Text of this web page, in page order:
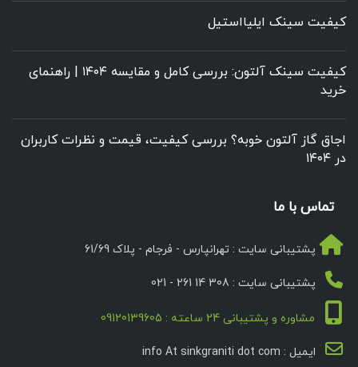
کیفیت سینک ایلیااستیل
کیفیت سینک آلتون: بررسی کامل و مقایسه ۱۴۰۴ | راهنمای
خرید
اجاق گاز آلتون خوبه؟ بررسی کیفیت، قیمت و نظرات کاربران
در ۱۴۰۴
تماس با ما
پشتیبانی سایت : تهرانپارس - فرجام - پلاک 61/69
پشتیبانی سایت : 308 14 261 - 021
مشاوره و پشتیبانی 24 ساعته : 09120139605
ایمیل : info At sinkgraniti dot com